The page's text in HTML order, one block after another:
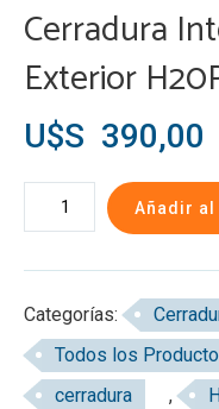
Cerradura
Exterior
El
precio
original
era:
U$S
430,00.
U$S 390,00
El
precio
actual
es:
U$S
390,00.
Cerradura
Inteligente
H20P
con
Face
Añadir
Categorías:
Todos los
cerradura
,